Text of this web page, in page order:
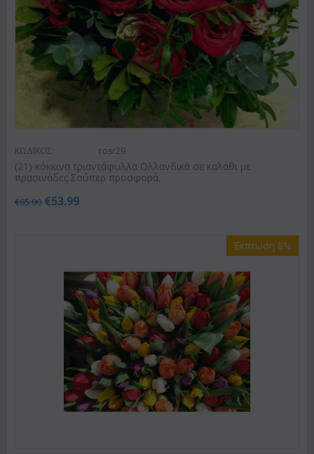
ΚΩΔΙΚΟΣ: rosr29
(21) κόκκινα τριαντάφυλλα Ολλανδικά σε καλάθι με
πρασινάδες.Σούπερ προσφορά.
€65.00 €53.99
Έκπτωση 8%